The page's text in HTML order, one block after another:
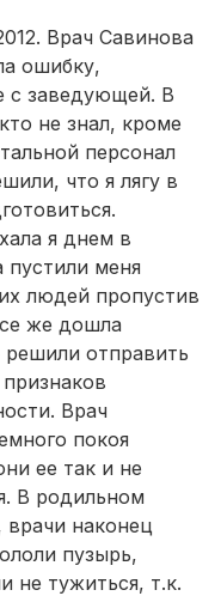
Врач Савинова
ошибку,
с заведующей. В
не знал, кроме
персонал
что я лягу в
я днем в
пустили меня
людей пропустив
же дошла
отправить
Врач
покоя
ее так и не
В родильном
наконец
пузырь,
не тужиться, т.к.